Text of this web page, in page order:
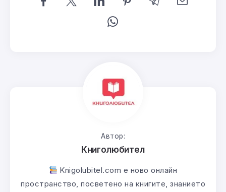
Автор:
Книголюбител
Knigolubitel.com е ново онлайн
пространство, посветено на книгите, знанието